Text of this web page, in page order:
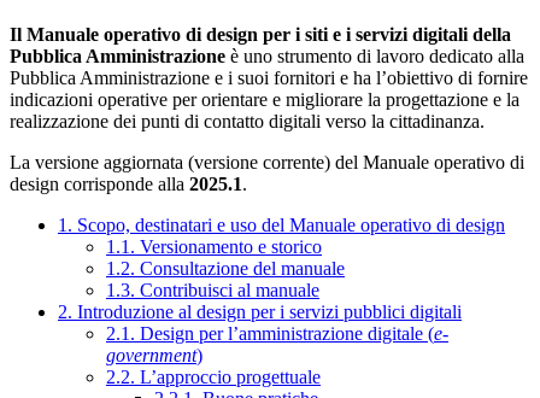
Il Manuale operativo di design per i siti e i servizi digitali della
Pubblica Amministrazione è uno strumento di lavoro dedicato alla
Pubblica Amministrazione e i suoi fornitori e ha l’obiettivo di fornire
indicazioni operative per orientare e migliorare la progettazione e la
realizzazione dei punti di contatto digitali verso la cittadinanza.
La versione aggiornata (versione corrente) del Manuale operativo di
design corrisponde alla 2025.1.
1. Scopo, destinatari e uso del Manuale operativo di design
1.1. Versionamento e storico
1.2. Consultazione del manuale
1.3. Contribuisci al manuale
2. Introduzione al design per i servizi pubblici digitali
2.1. Design per l’amministrazione digitale (e-
government)
2.2. L’approccio progettuale